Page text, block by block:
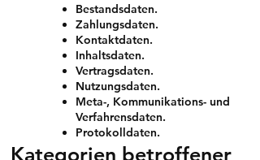
Bestandsdaten.
Zahlungsdaten.
Kontaktdaten.
Inhaltsdaten.
Vertragsdaten.
Nutzungsdaten.
Meta-, Kommunikations- und
Verfahrensdaten.
Protokolldaten.
Kategorien betroffener